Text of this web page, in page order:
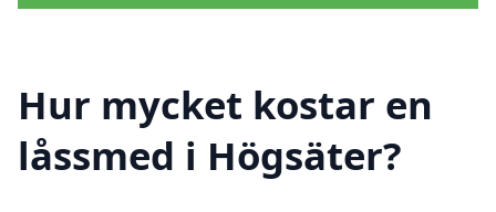
Hur mycket kostar en
låssmed i Högsäter?